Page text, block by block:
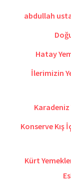
abdullah
Hatay
İlerimizin
Karadeniz
Konserve Kış
Kürt